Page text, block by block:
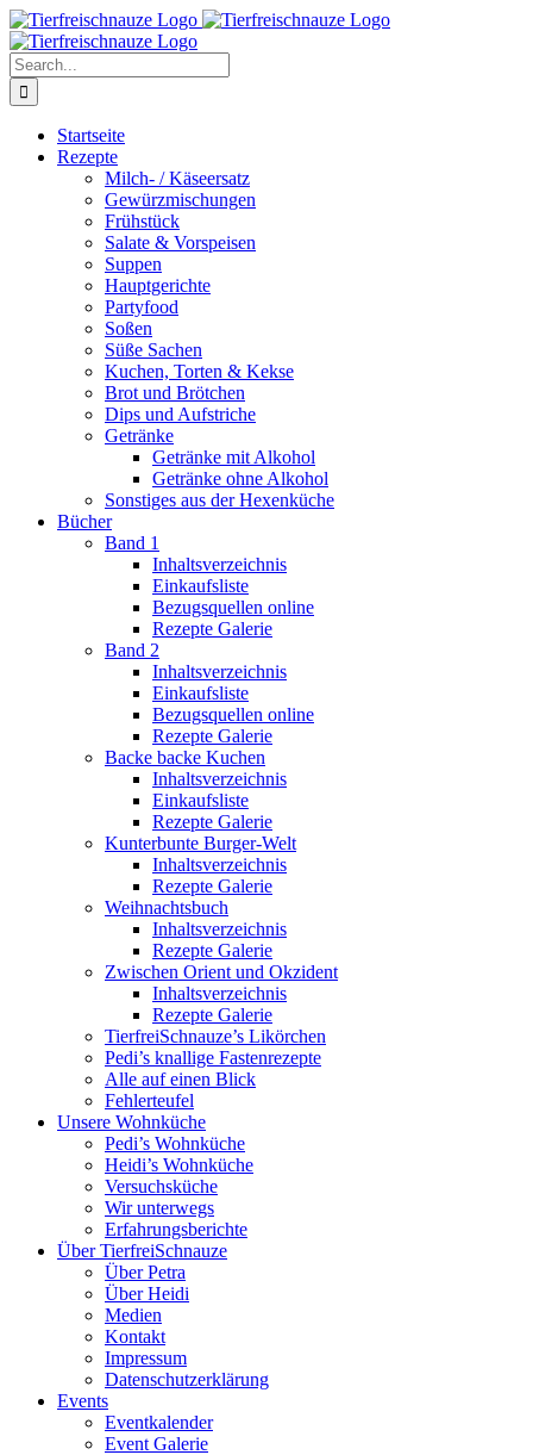
Skip
to
content
Facebook
YouTube
X
Pinterest
Instagram
Search
for:
Startseite
Rezepte
Milch- / Käseersatz
Gewürzmischungen
Frühstück
Salate & Vorspeisen
Suppen
Hauptgerichte
Partyfood
Soßen
Süße Sachen
Kuchen, Torten & Kekse
Brot und Brötchen
Dips und Aufstriche
Getränke
Getränke mit Alkohol
Getränke ohne Alkohol
Sonstiges aus der Hexenküche
Bücher
Band 1
Inhaltsverzeichnis
Einkaufsliste
Bezugsquellen online
Rezepte Galerie
Band 2
Inhaltsverzeichnis
Einkaufsliste
Bezugsquellen online
Rezepte Galerie
Backe backe Kuchen
Inhaltsverzeichnis
Einkaufsliste
Rezepte Galerie
Kunterbunte Burger-Welt
Inhaltsverzeichnis
Rezepte Galerie
Weihnachtsbuch
Inhaltsverzeichnis
Rezepte Galerie
Zwischen Orient und Okzident
Inhaltsverzeichnis
Rezepte Galerie
TierfreiSchnauze’s Likörchen
Pedi’s knallige Fastenrezepte
Alle auf einen Blick
Fehlerteufel
Unsere Wohnküche
Pedi’s Wohnküche
Heidi’s Wohnküche
Versuchsküche
Wir unterwegs
Erfahrungsberichte
Über TierfreiSchnauze
Über Petra
Über Heidi
Medien
Kontakt
Impressum
Datenschutzerklärung
Events
Eventkalender
Event Galerie